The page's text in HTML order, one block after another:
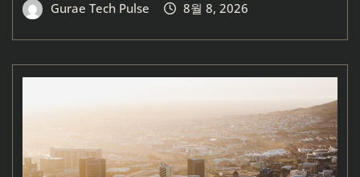
Gurae Tech Pulse 8월 8, 2026